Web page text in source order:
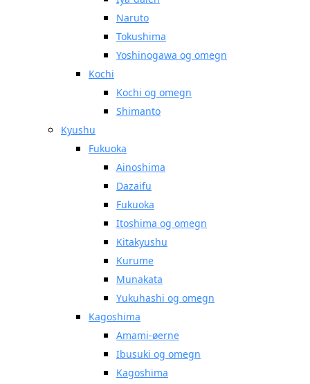
Naruto
Tokushima
Yoshinogawa og omegn
Kochi
Kochi og omegn
Shimanto
Kyushu
Fukuoka
Ainoshima
Dazaifu
Fukuoka
Itoshima og omegn
Kitakyushu
Kurume
Munakata
Yukuhashi og omegn
Kagoshima
Amami-øerne
Ibusuki og omegn
Kagoshima